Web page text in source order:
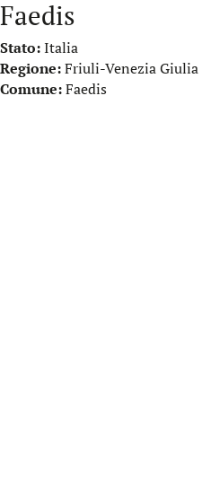
Faedis
Stato:Italia
Regione:Friuli-Venezia Giulia
Comune:Faedis